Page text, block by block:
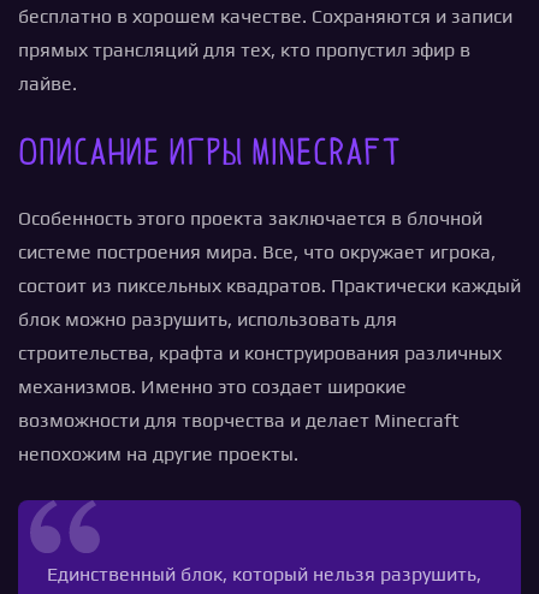
бесплатно в хорошем качестве. Сохраняются и записи
прямых трансляций для тех, кто пропустил эфир в
лайве.
Описание игры Minecraft
Особенность этого проекта заключается в блочной
системе построения мира. Все, что окружает игрока,
состоит из пиксельных квадратов. Практически каждый
блок можно разрушить, использовать для
строительства, крафта и конструирования различных
механизмов. Именно это создает широкие
возможности для творчества и делает Minecraft
непохожим на другие проекты.
Единственный блок, который нельзя разрушить,